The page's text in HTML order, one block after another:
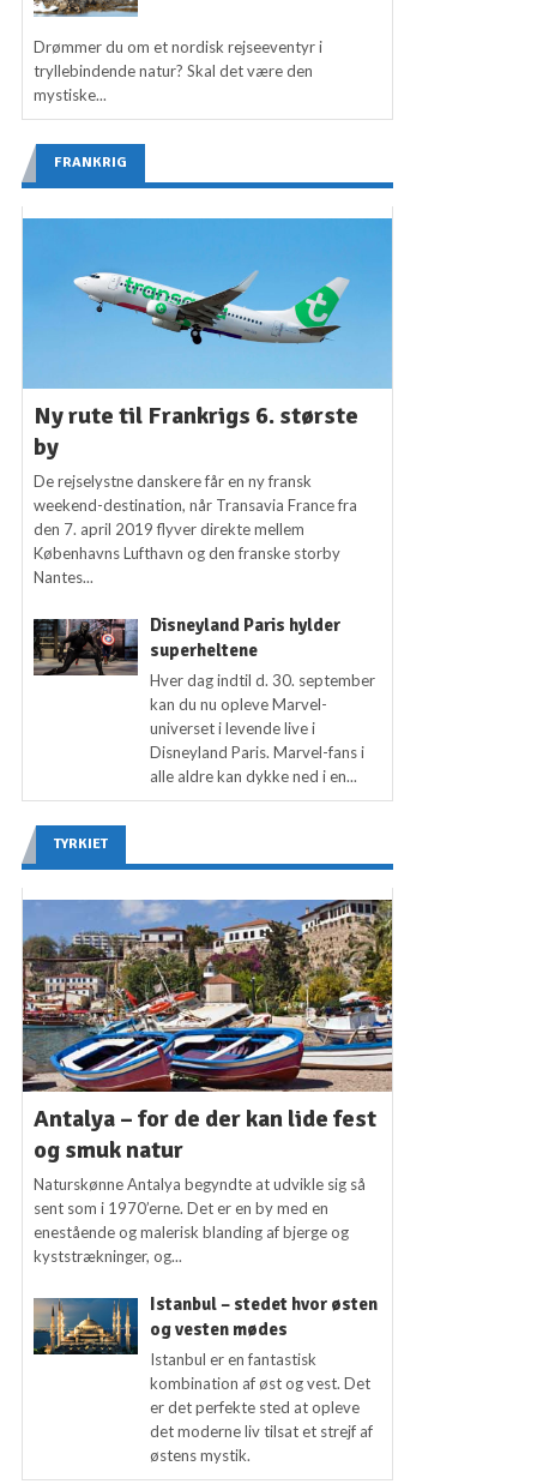
Drømmer du om et nordisk rejseeventyr i
tryllebindende natur? Skal det være den
mystiske...
FRANKRIG
Ny rute til Frankrigs 6. største
by
De rejselystne danskere får en ny fransk
weekend-destination, når Transavia France fra
den 7. april 2019 flyver direkte mellem
Københavns Lufthavn og den franske storby
Nantes...
Disneyland Paris hylder
superheltene
Hver dag indtil d. 30. september
kan du nu opleve Marvel-
universet i levende live i
Disneyland Paris. Marvel-fans i
alle aldre kan dykke ned i en...
TYRKIET
Antalya – for de der kan lide fest
og smuk natur
Naturskønne Antalya begyndte at udvikle sig så
sent som i 1970’erne. Det er en by med en
enestående og malerisk blanding af bjerge og
kyststrækninger, og...
Istanbul – stedet hvor østen
og vesten mødes
Istanbul er en fantastisk
kombination af øst og vest. Det
er det perfekte sted at opleve
det moderne liv tilsat et strejf af
østens mystik.